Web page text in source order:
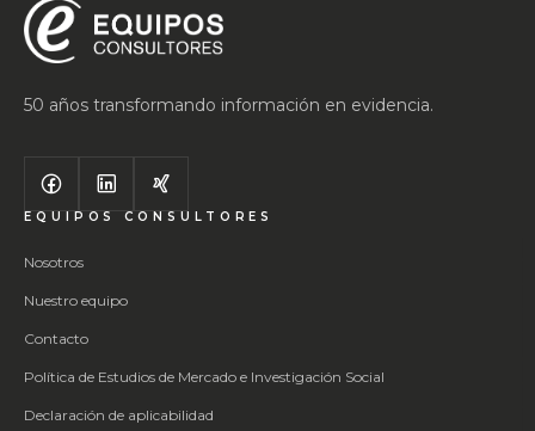
50 años transformando información en evidencia.
EQUIPOS CONSULTORES
Nosotros
Nuestro equipo
Contacto
Política de Estudios de Mercado e Investigación Social
Declaración de aplicabilidad